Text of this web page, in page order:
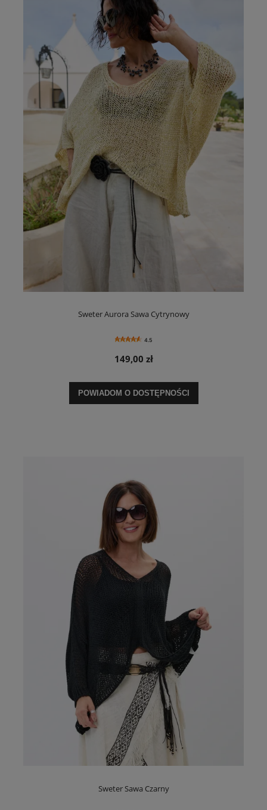
Sweter Aurora Sawa Cytrynowy
4.5
149,00 zł
POWIADOM O DOSTĘPNOŚCI
Sweter Sawa Czarny